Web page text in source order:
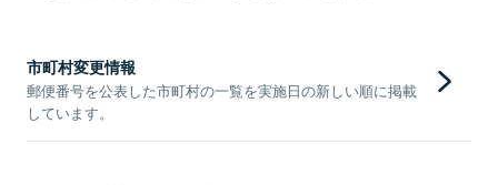
市町村変更情報
郵便番号を公表した市町村の一覧を実施日の新しい順に掲載
しています。